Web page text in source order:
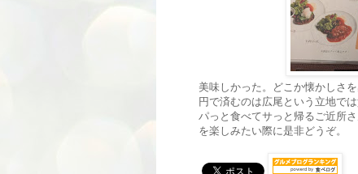
美味しかった。どこか懐かしさ
円で済むのは広尾という立地で
パっと食べてサっと帰るご近所
を楽しみたい際に是非どうぞ。